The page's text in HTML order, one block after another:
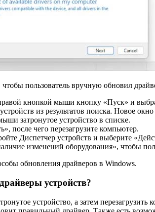
чтобы пользователь вручную обновил
кнопкой мыши кнопку «Пуск» и
из результатов поиска. Новое
затронутое устройство в списке.
после чего перезагрузите компьютер.
Диспетчер устройств и выберите
изменений оборудования», чтобы
обновления драйверов в Windows.
устройств?
устройство, а затем